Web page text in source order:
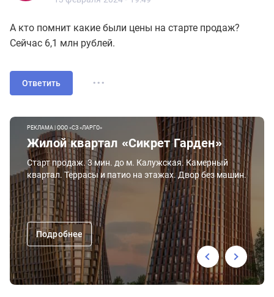
А кто помнит какие были цены на старте продаж?
Сейчас 6,1 млн рублей.
Ответить ...
РЕКЛАМА | ООО «СЗ «ЛАРГО»
Жилой квартал «Сикрет Гарден»
Старт продаж. 3 мин. до м. Калужская. Камерный
квартал. Террасы и патио на этажах. Двор без машин.
Подробнее